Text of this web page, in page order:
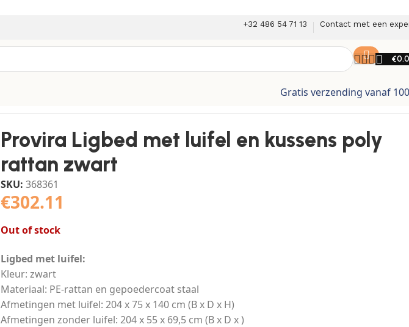
+32 486 54 71 13 Contact met een
€
Gratis verzending vanaf
Provira Ligbed met luifel en kussens poly
rattan zwart
SKU: 368361
€302.11
Out of stock
Ligbed met luifel:
Kleur: zwart
Materiaal: PE-rattan en gepoedercoat staal
Afmetingen met luifel: 204 x 75 x 140 cm (B x D x H)
Afmetingen zonder luifel: 204 x 55 x 69,5 cm (B x D x )